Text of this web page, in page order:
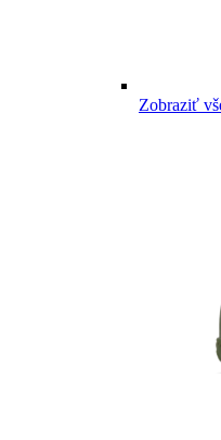
Zobraziť